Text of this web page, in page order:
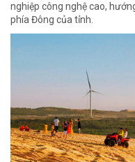
nghiệp công nghệ cao,
phía Đông của tỉnh.